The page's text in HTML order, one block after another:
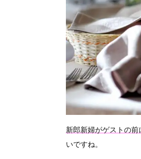
新郎新婦がゲストの
いですね。